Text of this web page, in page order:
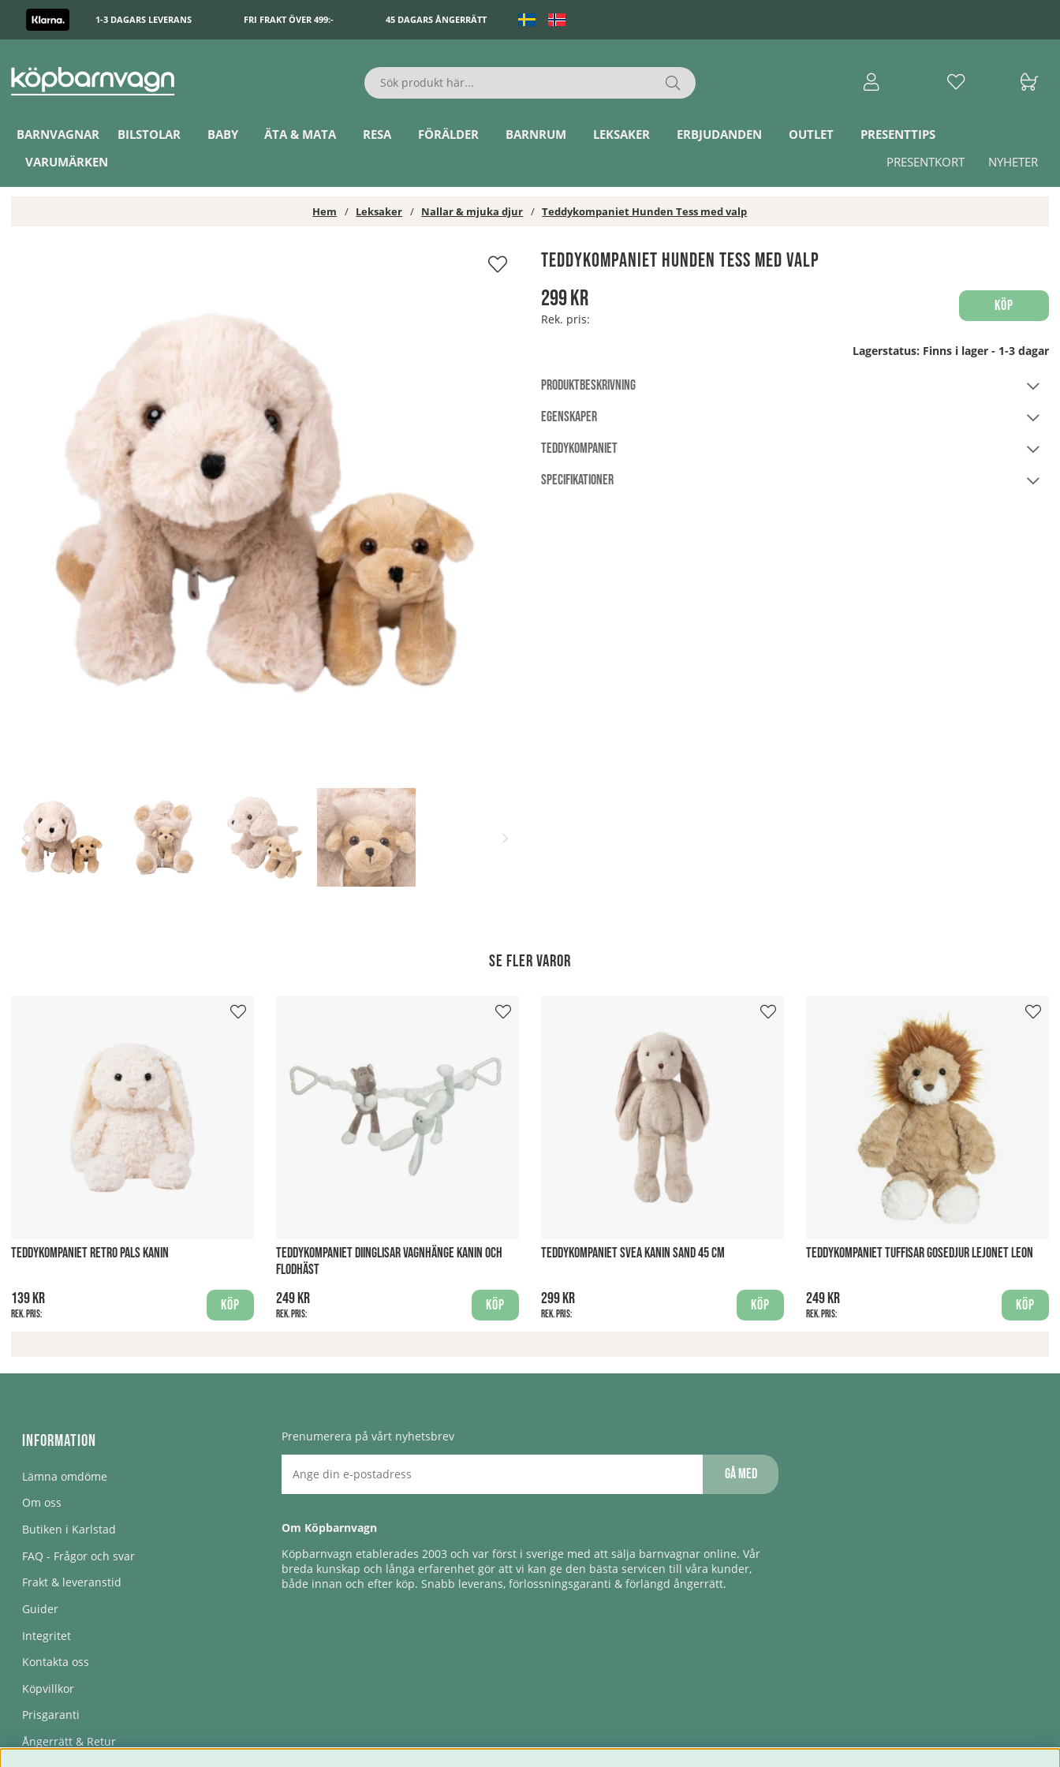
1-3 DAGARS LEVERANS FRI FRAKT ÖVER 499:- 45 DAGARS ÅNGERRÄTT
BARNVAGNAR BILSTOLAR BABY ÄTA & MATA RESA FÖRÄLDER BARNRUM LEKSAKER ERBJUDANDEN OUTLET
PRESENTTIPS
VARUMÄRKEN
NYHETER
PRESENTKORT
Hem Leksaker Nallar & mjuka djur Teddykompaniet Hunden Tess med valp
Teddykompaniet Hunden Tess med valp
299kr
Rek. pris:
Köp
Lagerstatus: Finns i lager - 1-3 dagar
PRODUKTBESKRIVNING
EGENSKAPER
TEDDYKOMPANIET
SPECIFIKATIONER
Se fler varor
TEDDYKOMPANIET RETRO PALS KANIN
139 kr
Rek. pris:
Köp
TEDDYKOMPANIET DIINGLISAR VAGNHÄNGE KANIN OCH
FLODHÄST
249 kr
Rek. pris:
Köp
TEDDYKOMPANIET SVEA KANIN SAND 45 CM
299 kr
Rek. pris:
Köp
TEDDYKOMPANIET TUFFISAR GOSEDJUR LEJONET LEON
249 kr
Rek. pris:
Köp
Information
Lämna omdöme
Om oss
Butiken i Karlstad
FAQ - Frågor och svar
Frakt & leveranstid
Guider
Integritet
Kontakta oss
Köpvillkor
Prisgaranti
Ångerrätt & Retur
Prenumerera på vårt nyhetsbrev
Gå med
Om Köpbarnvagn
Köpbarnvagn etablerades 2003 och var först i sverige med att sälja barnvagnar online. Vår
breda kunskap och långa erfarenhet gör att vi kan ge den bästa servicen till våra kunder,
både innan och efter köp. Snabb leverans, förlossningsgaranti & förlängd ångerrätt.